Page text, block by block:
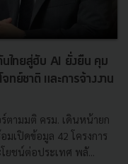
ไทยสู่ฮับ AI ยั่งยืน คุม
ทย์ชาติ และการจ้างงาน
ตามมติ ครม. เดินหน้ายก
มเปิดข้อมูล 42 โครงการ
ยชน์ต่อประเทศ พลั...